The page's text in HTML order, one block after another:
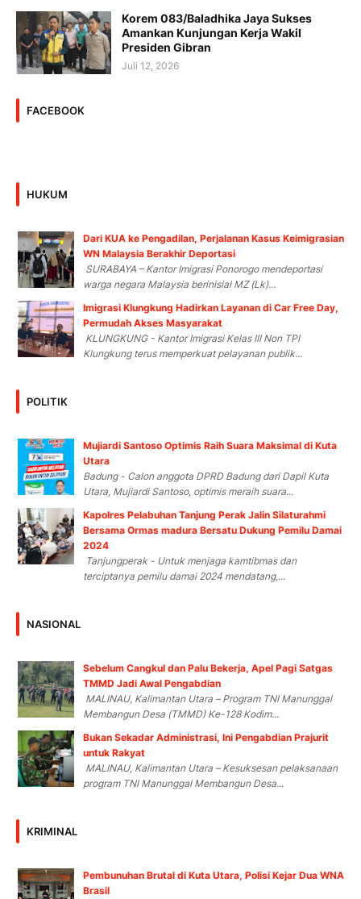
Korem 083/Baladhika Jaya Sukses
Amankan Kunjungan Kerja Wakil
Presiden Gibran
Juli 12, 2026
FACEBOOK
HUKUM
Dari KUA ke Pengadilan, Perjalanan Kasus Keimigrasian
WN Malaysia Berakhir Deportasi
SURABAYA – Kantor Imigrasi Ponorogo mendeportasi
warga negara Malaysia berinisial MZ (Lk)...
Imigrasi Klungkung Hadirkan Layanan di Car Free Day,
Permudah Akses Masyarakat
KLUNGKUNG - Kantor Imigrasi Kelas III Non TPI
Klungkung terus memperkuat pelayanan publik...
POLITIK
Mujiardi Santoso Optimis Raih Suara Maksimal di Kuta
Utara
Badung - Calon anggota DPRD Badung dari Dapil Kuta
Utara, Mujiardi Santoso, optimis meraih suara...
Kapolres Pelabuhan Tanjung Perak Jalin Silaturahmi
Bersama Ormas madura Bersatu Dukung Pemilu Damai
2024
Tanjungperak - Untuk menjaga kamtibmas dan
terciptanya pemilu damai 2024 mendatang,...
NASIONAL
Sebelum Cangkul dan Palu Bekerja, Apel Pagi Satgas
TMMD Jadi Awal Pengabdian
MALINAU, Kalimantan Utara – Program TNI Manunggal
Membangun Desa (TMMD) Ke-128 Kodim...
Bukan Sekadar Administrasi, Ini Pengabdian Prajurit
untuk Rakyat
MALINAU, Kalimantan Utara – Kesuksesan pelaksanaan
program TNI Manunggal Membangun Desa...
KRIMINAL
Pembunuhan Brutal di Kuta Utara, Polisi Kejar Dua WNA
Brasil